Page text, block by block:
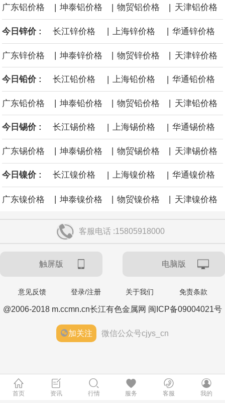
黄金价格有望录得自今年1月以来最大单周涨幅。油价走弱为金价提
供支撑，同时投资者正等待美国非农就业数据，以寻找美国利率前
景的线索。StoneX高级分析师马特·辛普森表示，中东和平前景改善
海力士：龙仁工厂将生产高带宽内存（HBM）及其他下一代动态随
机存取存储器（DRAM）。
广东铝价格 | 坤泰铝价格 | 物贸铝价格 | 天津铝价格
今日锌价 : 长江锌价格 上海锌价格 华通锌价格
广东锌价格 | 坤泰锌价格 | 物贸锌价格 | 天津锌价格
今日铅价 : 长江铅价格 | 上海铅价格 | 华通铅价格
广东铅价格 坤泰铅价格 物贸铅价格 天津铅价格
今日锡价 : 长江锡价格 | 上海锡价格 | 华通锡价格
广东锡价格 坤泰锡价格 物贸锡价格 天津锡价格
今日镍价 : 长江镍价格 | 上海镍价格 | 华通镍价格
广东镍价格 | 坤泰镍价格 | 物贸镍价格 | 天津镍价格
客服电话 :15805918000
触屏版 电脑版
意见反馈 登录/注册 关于我们 免责条款
@2006-2018 m.ccmn.cn长江有色金属网 闽ICP备09004021号
加关注 微信公众号cjys_cn
首页 资讯 行情 服务 客服 我的